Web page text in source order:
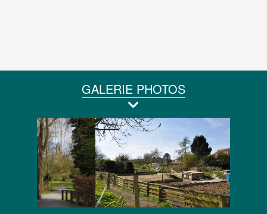
GALERIE PHOTOS